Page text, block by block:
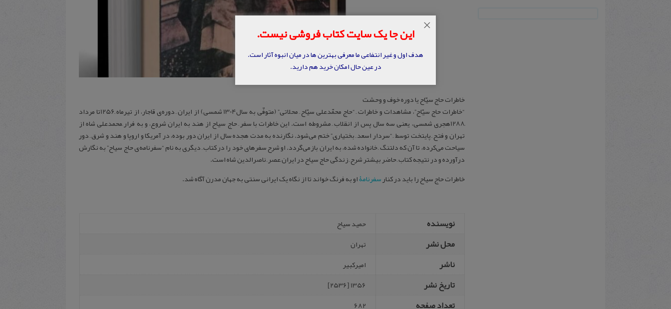
خاطرات حاج سیّاح یا دوره خوف و وحشت
“خاطرات حاج سیّاح”، مشاهدات و خاطرات ِ “حاج محمّدعلی سیّاح ِ محلاتی” (متوفّی به سال1304 شمسی) از ایران ِ دوره‌ی قاجار، از تیرماه ِ1256تا مرداد
ِ1288هجری شمسی، یعنی سه سال پس از انقلاب ِ مشروطه است. این خاطرات با سفر ِ حاج سیاح از هند به ایران شروع، و به فرار ِمحمدعلی شاه از
تهران و فتح ِ پایتخت توسط ِ “سردار اسعد ِ بختیاری” ختم می‌شود. نگارنده‌ به مدت هجده سال از ایران دور بوده، در آمریکا و اروپا و هند و شرق ِ دور
سیاحت می‌کرده، تا آن که دلتنگ ِ خانواده شده، به ایران بازمی‌گردد. او شرح سفرهای خود را در کتاب ِ دیگری به نام “سفرنامه‌ی حاج سیاح” به نگارش
درآورده و در نتیجه کتاب ِ حاضر بیشتر شرح ِ زندگی حاج سیاح در ایران ِعصر ِ ناصر‌الدین ‌شاه است.
خاطرات حاج سیاح را باید در کنارسفرنامۀاو به فرنگ خواند تا از نگاه یک ایرانی سنتی به جهان مدرن آگاه شد.
نویسنده حمید سیاح
محل نشر تهران
ناشر امیرکبیر
تاریخ نشر 1356 [2536]
تعداد صفحه 682
این جا یک سایت کتاب فروشی نیست.
هدف اول و غیر انتفاعی ما معرفی بهترین ها در میان انبوه آثار است.
در عین حال امکان خرید هم دارید.
×